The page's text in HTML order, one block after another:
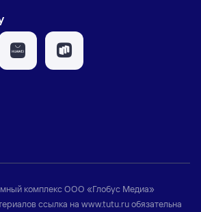
комплексООО «Глобус Медиа»
ссылка на www.tutu.ruобязательна